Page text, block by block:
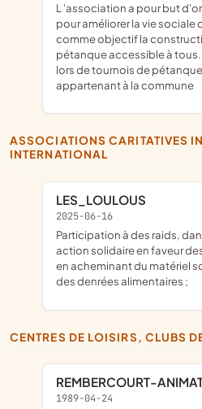
l 'association a pour but d'organiser des événements
pour améliorer la vie sociale
comme objectif la
pétanque accessible à
lors de tournois de
appartenant à la commune
ASSOCIATIONS CARITATIVES INTERVENANT AU PLAN
INTERNATIONAL
LES_LOULOUS
2025-06-16
participation à des raids, dans le but de mener une
action solidaire en faveur
en acheminant du matériel
des denrées alimentaires ;
CENTRES DE LOISIRS, CLUBS
REMBERCOURT-
1989-04-24